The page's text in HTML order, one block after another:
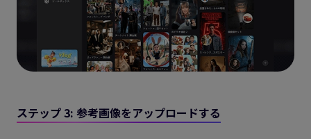
ステップ 3: 参考画像をアップロードする